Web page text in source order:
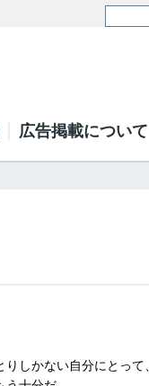
広告掲載について
しかない自分にとって、